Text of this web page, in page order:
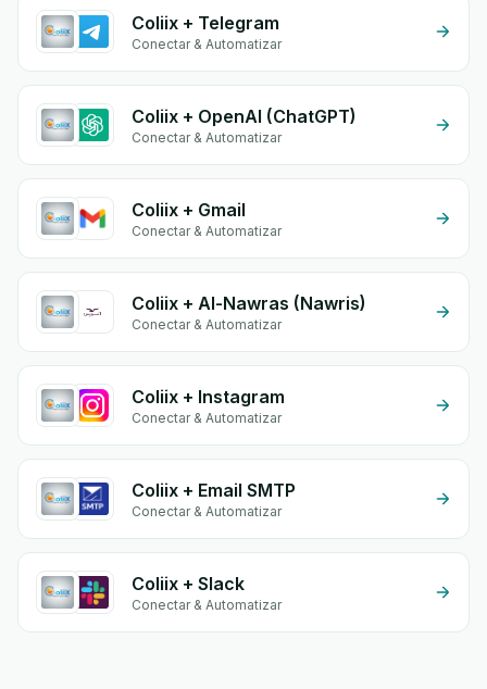
Coliix + Telegram
Conectar & Automatizar
Coliix + OpenAI (ChatGPT)
Conectar & Automatizar
Coliix + Gmail
Conectar & Automatizar
Coliix + Al-Nawras (Nawris)
Conectar & Automatizar
Coliix + Instagram
Conectar & Automatizar
Coliix + Email SMTP
Conectar & Automatizar
Coliix + Slack
Conectar & Automatizar